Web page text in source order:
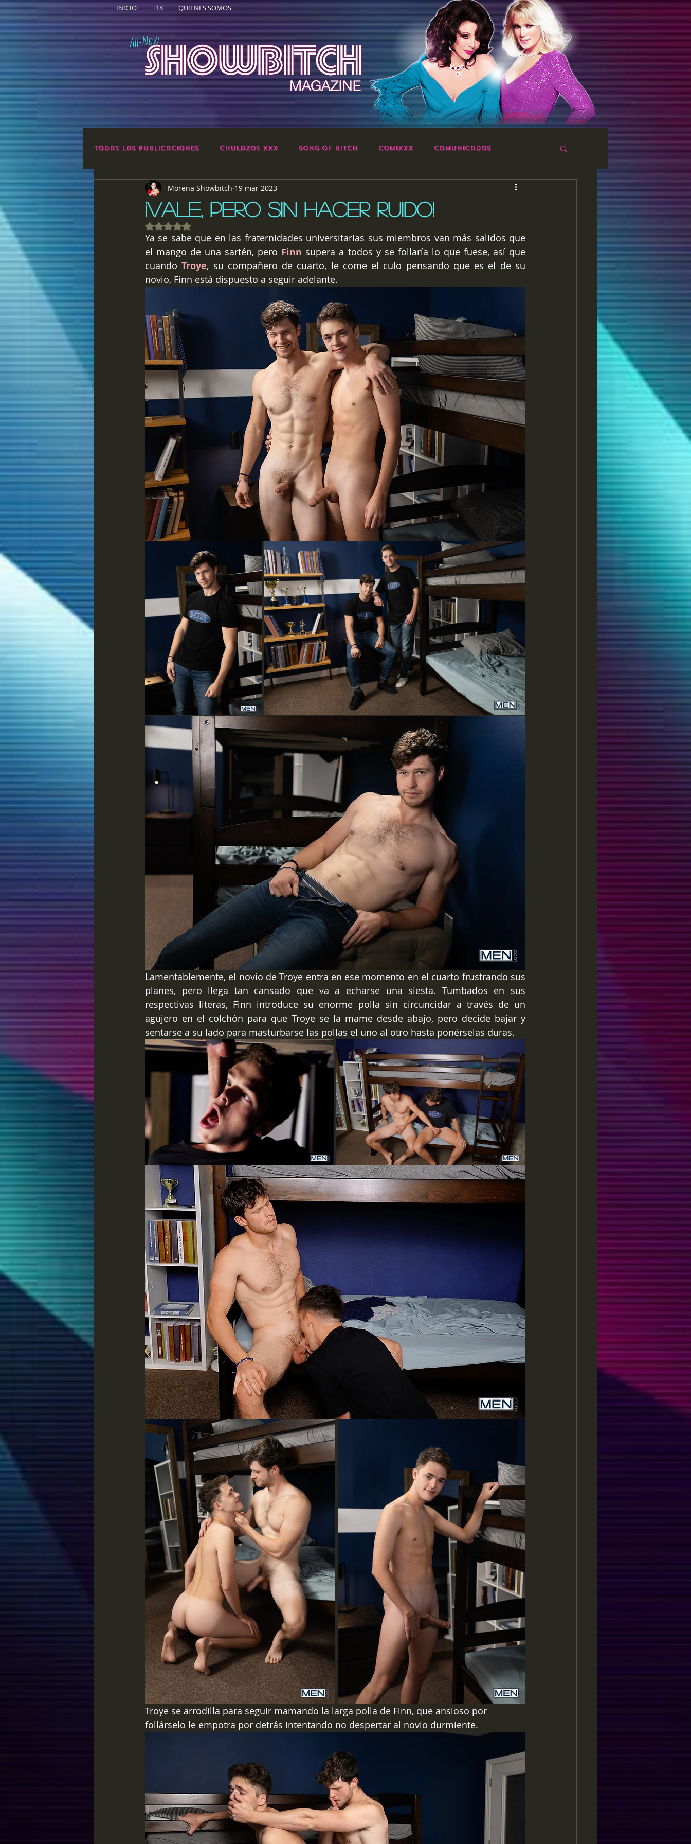
INICIO +18 QUIENES SOMOS
All-New
Todas las publicaciones Chulazos XXX Song of Bitch ComiXXX Comunicados
¡VALE, PERO SIN HACER RUIDO!
Morena Showbitch 19 mar 2023
Obtuvo NaN de 5 estrellas.
Ya se sabe que en las fraternidades universitarias sus miembros van más salidos que
el mango de una sartén, pero Finn supera a todos y se follaría lo que fuese, así que
cuando Troye, su compañero de cuarto, le come el culo pensando que es el de su
novio, Finn está dispuesto a seguir adelante.
Lamentablemente, el novio de Troye entra en ese momento en el cuarto frustrando sus
planes, pero llega tan cansado que va a echarse una siesta. Tumbados en sus
respectivas literas, Finn introduce su enorme polla sin circuncidar a través de un
agujero en el colchón para que Troye se la mame desde abajo, pero decide bajar y
sentarse a su lado para masturbarse las pollas el uno al otro hasta ponérselas duras.
Troye se arrodilla para seguir mamando la larga polla de Finn, que ansioso por
follárselo le empotra por detrás intentando no despertar al novio durmiente.